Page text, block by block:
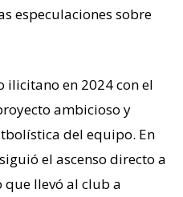
especulaciones sobre
en 2024 con el
ambicioso y
del equipo. En
el ascenso directo a
que llevó al club a